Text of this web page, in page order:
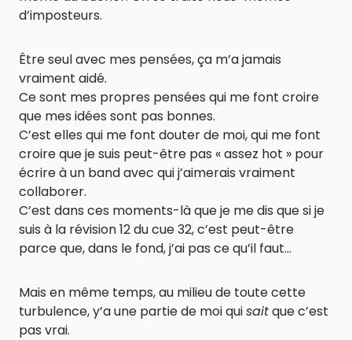
d’imposteurs.
Être seul avec mes pensées, ça m’a jamais
vraiment aidé.
Ce sont mes propres pensées qui me font croire
que mes idées sont pas bonnes.
C’est elles qui me font douter de moi, qui me font
croire que je suis peut-être pas « assez hot » pour
écrire à un band avec qui j’aimerais vraiment
collaborer.
C’est dans ces moments-là que je me dis que si je
suis à la révision 12 du cue 32, c’est peut-être
parce que, dans le fond, j’ai pas ce qu’il faut…
Mais en même temps, au milieu de toute cette
turbulence, y’a une partie de moi quisaitque c’est
pas vrai.